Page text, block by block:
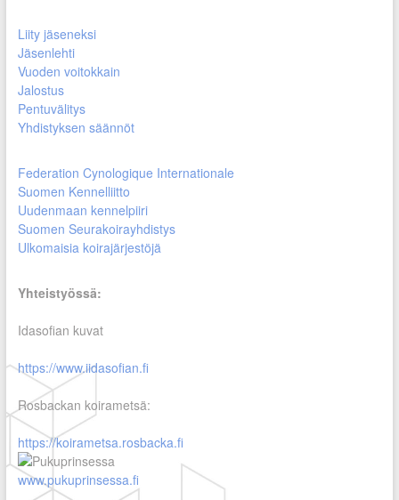
Liity jäseneksi
Jäsenlehti
Vuoden voitokkain
Jalostus
Pentuvälitys
Yhdistyksen säännöt
Federation Cynologique Internationale
Suomen Kennelliitto
Uudenmaan kennelpiiri
Suomen Seurakoirayhdistys
Ulkomaisia koirajärjestöjä
Yhteistyössä:
Idasofian kuvat
https://www.iidasofian.fi
Rosbackan koirametsä:
https://koirametsa.rosbacka.fi
www.pukuprinsessa.fi